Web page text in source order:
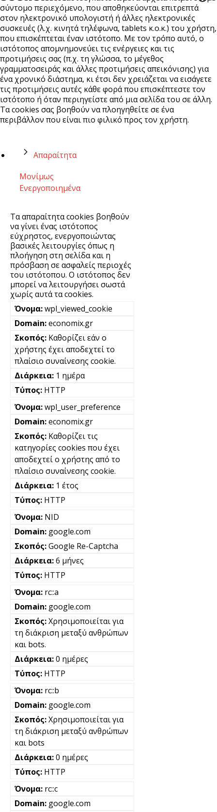
σύντομο περιεχόμενο, που αποθηκεύονται επιτρεπτά
στον ηλεκτρονικό υπολογιστή ή άλλες ηλεκτρονικές
συσκευές (λ.χ. κινητά τηλέφωνα, tablets κ.ο.κ.) του χρήστη,
που επισκέπτεται έναν ιστότοπο. Με τον τρόπο αυτό, ο
ιστότοπος απομνημονεύει τις ενέργειες και τις
προτιμήσεις σας (π.χ. τη γλώσσα, το μέγεθος
γραμματοσειράς και άλλες προτιμήσεις απεικόνισης) για
ένα χρονικό διάστημα, κι έτσι δεν χρειάζεται να εισάγετε
τις προτιμήσεις αυτές κάθε φορά που επισκέπτεστε τον
ιστότοπο ή όταν περιηγείστε από μια σελίδα του σε άλλη.
Τα cookies σας βοηθούν να πλοηγηθείτε σε ένα
περιβάλλον που είναι πιο φιλικό προς τον χρήστη.
Απαραίτητα
Μονίμως
Ενεργοποιημένα
Τα απαραίτητα cookies βοηθούν
να γίνει ένας ιστότοπος
εύχρηστος, ενεργοποιώντας
βασικές λειτουργίες όπως η
πλοήγηση στη σελίδα και η
πρόσβαση σε ασφαλείς περιοχές
του ιστότοπου. Ο ιστότοπος δεν
μπορεί να λειτουργήσει σωστά
χωρίς αυτά τα cookies.
wpl_viewed_cookie
economix.gr
Καθορίζει εάν ο
χρήστης έχει αποδεχτεί το
πλαίσιο συναίνεσης cookie.
1 ημέρα
HTTP
wpl_user_preference
economix.gr
Καθορίζει τις
κατηγορίες cookies που έχει
αποδεχτεί ο χρήστης από το
πλαίσιο συναίνεσης cookie.
1 έτος
HTTP
NID
google.com
Google Re-Captcha
6 μήνες
HTTP
rc::a
google.com
Χρησιμοποιείται για
τη διάκριση μεταξύ ανθρώπων
και bots.
0 ημέρες
HTTP
rc::b
google.com
Χρησιμοποιείται για
τη διάκριση μεταξύ ανθρώπων
και bots
0 ημέρες
HTTP
rc::c
google.com